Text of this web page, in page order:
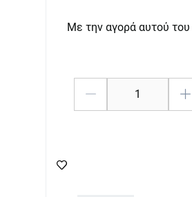
Με την αγορά αυτού του